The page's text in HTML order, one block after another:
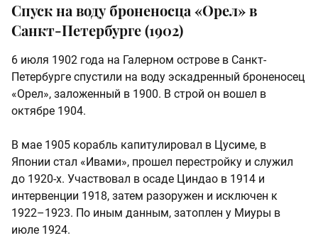
Спуск на воду броненосца «Орел» в
Санкт-Петербурге (1902)
6 июля 1902 года на Галерном острове в Санкт-
Петербурге спустили на воду эскадренный броненосец
«Орел», заложенный в 1900. В строй он вошел в
октябре 1904.
В мае 1905 корабль капитулировал в Цусиме, в
Японии стал «Ивами», прошел перестройку и служил
до 1920-х. Участвовал в осаде Циндао в 1914 и
интервенции 1918, затем разоружен и исключен к
1922–1923. По иным данным, затоплен у Миуры в
июле 1924.